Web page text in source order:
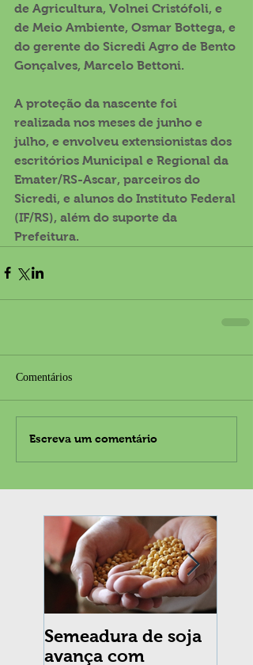
Semeadura de soja
avança com
de Agricultura, Volnei Cristófoli, e
de Meio Ambiente, Osmar Bottega, e
do gerente do Sicredi Agro de Bento
Gonçalves, Marcelo Bettoni.
A proteção da nascente foi
realizada nos meses de junho e
julho, e envolveu extensionistas dos
escritórios Municipal e Regional da
Emater/RS-Ascar, parceiros do
Sicredi, e alunos do Instituto Federal
(IF/RS), além do suporte da
Prefeitura.
Comentários
Escreva um comentário